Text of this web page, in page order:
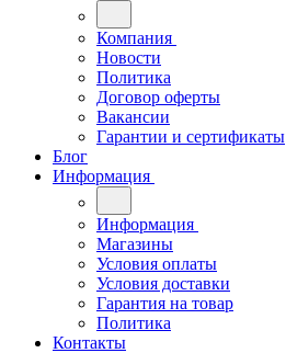
Компания
Новости
Политика
Договор оферты
Вакансии
Гарантии и сертификаты
Блог
Информация
Информация
Магазины
Условия оплаты
Условия доставки
Гарантия на товар
Политика
Контакты